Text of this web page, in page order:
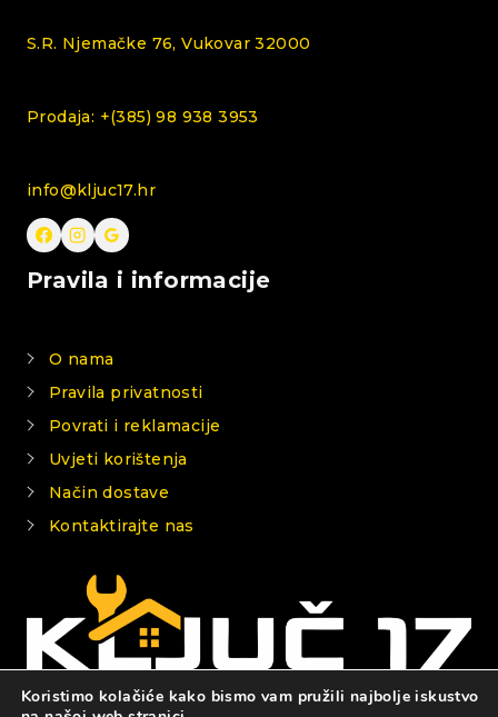
S.R. Njemačke 76, Vukovar 32000
Prodaja: +(385) 98 938 3953
info@kljuc17.hr
Pravila i informacije
O nama
Pravila privatnosti
Povrati i reklamacije
Uvjeti korištenja
Način dostave
Kontaktirajte nas
Koristimo kolačiće kako bismo vam pružili najbolje iskustvo